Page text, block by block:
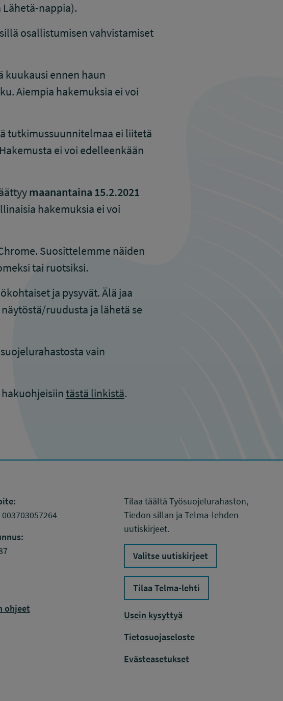
nappia).
osallistumisen vahvistamiset
kuukausi ennen haun
Aiempia hakemuksia ei voi
tutkimussuunnitelmaa ei liitetä
ei voi edelleenkään
maanantaina 15.2.2021
hakemuksia ei voi
Suosittelemme näiden
tai ruotsiksi.
ja pysyvät. Älä jaa
ruudusta ja lähetä se
vain
tästä linkistä.
ohjeet
Tilaa täältä Työsuojelurahaston,
Tiedon sillan ja Telma-lehden
uutiskirjeet.
Valitse uutiskirjeet
Tilaa Telma-lehti
Usein kysyttyä
Tietosuojaseloste
Evästeasetukset